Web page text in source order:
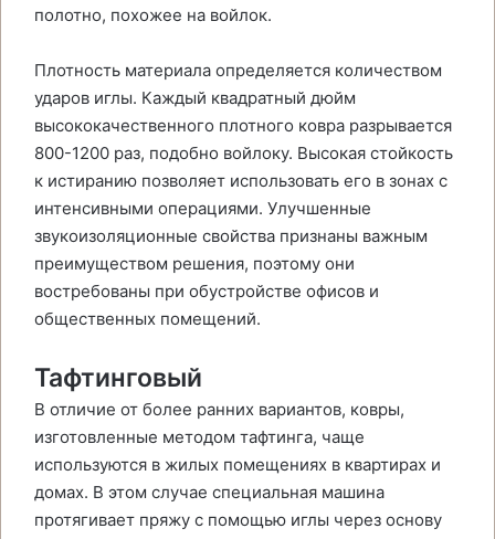
полотно, похожее на войлок.
Плотность материала определяется количеством
ударов иглы. Каждый квадратный дюйм
высококачественного плотного ковра разрывается
800-1200 раз, подобно войлоку. Высокая стойкость
к истиранию позволяет использовать его в зонах с
интенсивными операциями. Улучшенные
звукоизоляционные свойства признаны важным
преимуществом решения, поэтому они
востребованы при обустройстве офисов и
общественных помещений.
Тафтинговый
В отличие от более ранних вариантов, ковры,
изготовленные методом тафтинга, чаще
используются в жилых помещениях в квартирах и
домах. В этом случае специальная машина
протягивает пряжу с помощью иглы через основу